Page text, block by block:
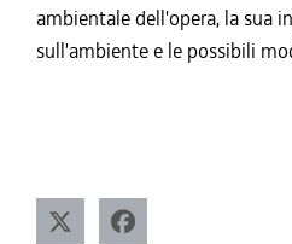
ambientale dell'opera, la sua
sull'ambiente e le possibili